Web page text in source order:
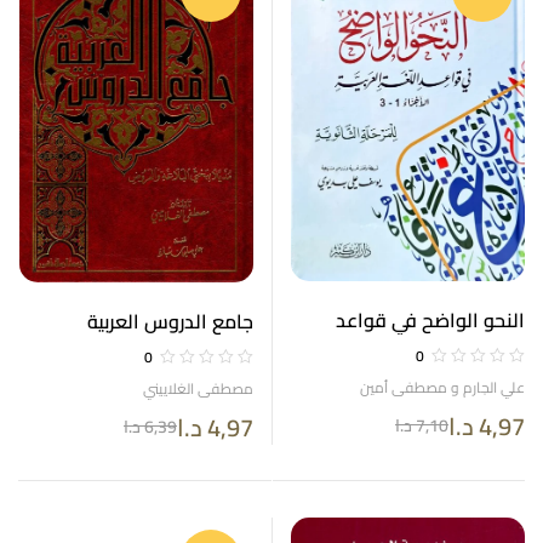
النحو الواضح في قواعد
اللغة العربية للمرحلة الثانوية
0
علي الجارم و مصطفى أمين
7,10د.ا 4,97د.ا
جامع الدروس العربية
0
مصطفى الغلاييني
6,39د.ا 4,97د.ا